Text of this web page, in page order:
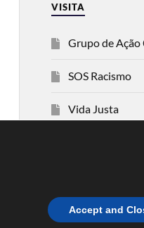
VISITA
Grupo de
SOS Racismo
Vida Justa
Accept and